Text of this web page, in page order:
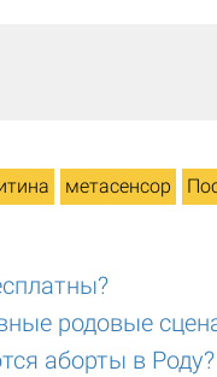
метасенсор
родовые
аборты в Роду?